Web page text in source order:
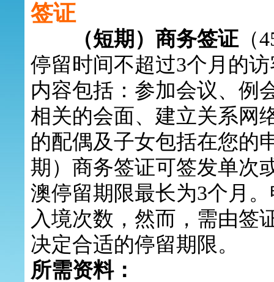
签证
（短期）商务签证
停留时间不超过3个月的
内容包括：参加会议、例
相关的会面、建立关系网
的配偶及子女包括在您的
期）商务签证可签发单次
澳停留期限最长为3个月
入境次数，然而，需由签
决定合适的停留期限。
所需资料：